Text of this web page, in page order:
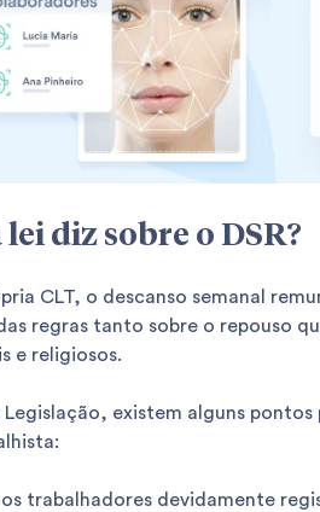
lei diz sobre o DSR?
CLT, o descanso semanal
regras tanto sobre o repouso
e religiosos.
Legislação, existem alguns
trabalhadores devidamente